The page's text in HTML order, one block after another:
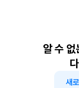
알 수 없
새